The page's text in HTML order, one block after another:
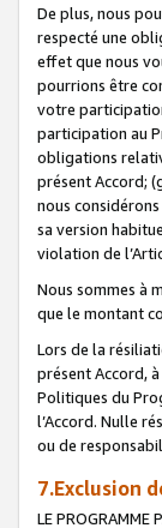
De plus, nous
respecté une
effet que nous
pourrions être
votre
participation au
obligations
présent Accord;
nous
sa version
violation de
Nous sommes à
que le montant
Lors de la
présent Accord,
Politiques du
l’Accord. Nulle
ou de
7.Exclusion
LE PROGRAMME